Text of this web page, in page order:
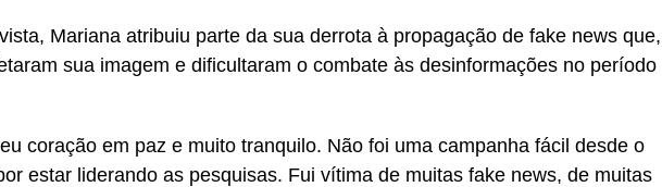
Mariana atribuiu parte da sua derrota à propagação de fake news que,
sua imagem e dificultaram o combate às desinformações no período
coração em paz e muito tranquilo. Não foi uma campanha fácil desde o
estar liderando as pesquisas. Fui vítima de muitas fake news, de muitas